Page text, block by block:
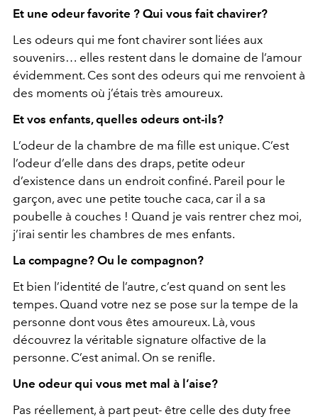
Et une odeur favorite ? Qui vous fait chavirer?
Les odeurs qui me font chavirer sont liées aux
souvenirs… elles restent dans le domaine de l’amour
évidemment. Ces sont des odeurs qui me renvoient à
des moments où j’étais très amoureux.
Et vos enfants, quelles odeurs ont-ils?
L’odeur de la chambre de ma fille est unique. C’est
l’odeur d’elle dans des draps, petite odeur
d’existence dans un endroit confiné. Pareil pour le
garçon, avec une petite touche caca, car il a sa
poubelle à couches ! Quand je vais rentrer chez moi,
j’irai sentir les chambres de mes enfants.
La compagne? Ou le compagnon?
Et bien l’identité de l’autre, c’est quand on sent les
tempes. Quand votre nez se pose sur la tempe de la
personne dont vous êtes amoureux. Là, vous
découvrez la véritable signature olfactive de la
personne. C’est animal. On se renifle.
Une odeur qui vous met mal à l’aise?
Pas réellement, à part peut- être celle des duty free